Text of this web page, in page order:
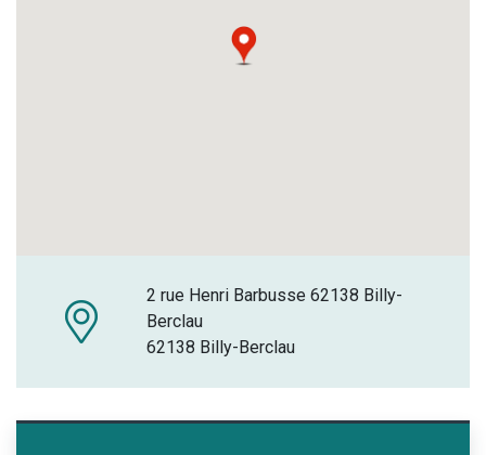
2 rue Henri Barbusse 62138 Billy-
Berclau
62138 Billy-Berclau